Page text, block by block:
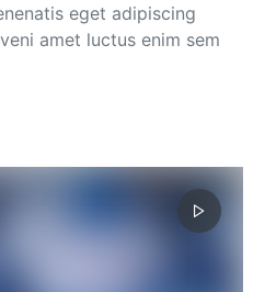
eget adipiscing
amet luctus enim sem